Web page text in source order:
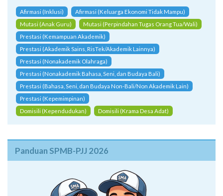
Afirmasi (Inklusi)
Afirmasi (Keluarga Ekonomi Tidak Mampu)
Mutasi (Anak Guru)
Mutasi (Perpindahan Tugas Orang Tua/Wali)
Prestasi (Kemampuan Akademik)
Prestasi (Akademik Sains, RisTek/Akademik Lainnya)
Prestasi (Nonakademik Olahraga)
Prestasi (Nonakademik Bahasa, Seni, dan Budaya Bali)
Prestasi (Bahasa, Seni, dan Budaya Non-Bali/Non Akademik Lain)
Prestasi (Kepemimpinan)
Domisili (Kependudukan)
Domisili (Krama Desa Adat)
Panduan SPMB-PJJ 2026